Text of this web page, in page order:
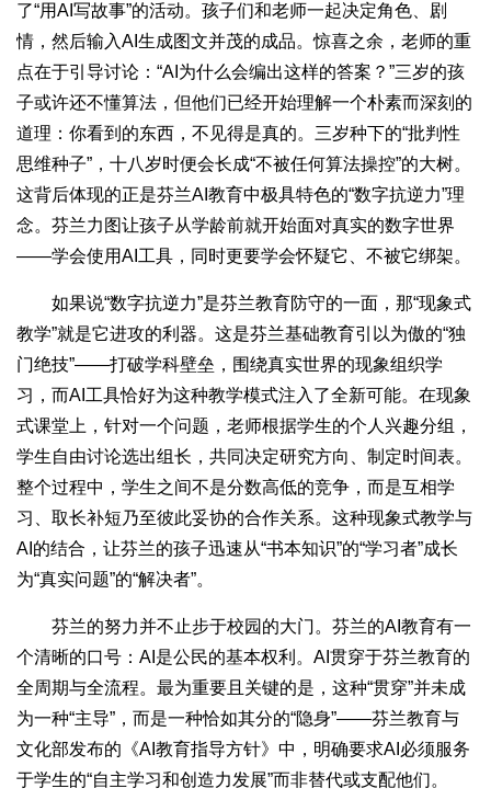
了“用AI写故事”的活动。孩子们和老师一起决定角色、剧
情，然后输入AI生成图文并茂的成品。惊喜之余，老师的重
点在于引导讨论：“AI为什么会编出这样的答案？”三岁的孩
子或许还不懂算法，但他们已经开始理解一个朴素而深刻的
道理：你看到的东西，不见得是真的。三岁种下的“批判性
思维种子”，十八岁时便会长成“不被任何算法操控”的大树。
这背后体现的正是芬兰AI教育中极具特色的“数字抗逆力”理
念。芬兰力图让孩子从学龄前就开始面对真实的数字世界
——学会使用AI工具，同时更要学会怀疑它、不被它绑架。
如果说“数字抗逆力”是芬兰教育防守的一面，那“现象式
教学”就是它进攻的利器。这是芬兰基础教育引以为傲的“独
门绝技”——打破学科壁垒，围绕真实世界的现象组织学
习，而AI工具恰好为这种教学模式注入了全新可能。在现象
式课堂上，针对一个问题，老师根据学生的个人兴趣分组，
学生自由讨论选出组长，共同决定研究方向、制定时间表。
整个过程中，学生之间不是分数高低的竞争，而是互相学
习、取长补短乃至彼此妥协的合作关系。这种现象式教学与
AI的结合，让芬兰的孩子迅速从“书本知识”的“学习者”成长
为“真实问题”的“解决者”。
芬兰的努力并不止步于校园的大门。芬兰的AI教育有一
个清晰的口号：AI是公民的基本权利。AI贯穿于芬兰教育的
全周期与全流程。最为重要且关键的是，这种“贯穿”并未成
为一种“主导”，而是一种恰如其分的“隐身”——芬兰教育与
文化部发布的《AI教育指导方针》中，明确要求AI必须服务
于学生的“自主学习和创造力发展”而非替代或支配他们。